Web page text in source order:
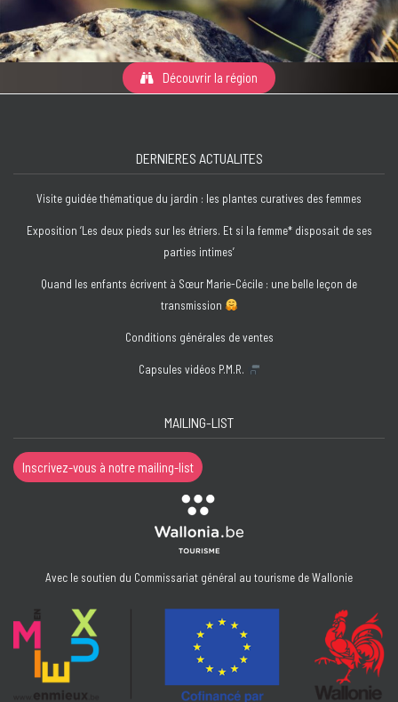
Découvrir la région
DERNIERES ACTUALITES
Visite guidée thématique du jardin : les plantes curatives des femmes
Exposition ‘Les deux pieds sur les étriers. Et si la femme* disposait de ses
parties intimes’
Quand les enfants écrivent à Sœur Marie-Cécile : une belle leçon de
transmission
Conditions générales de ventes
Capsules vidéos P.M.R.
MAILING-LIST
Inscrivez-vous à notre mailing-list
Avec le soutien du Commissariat général au tourisme de Wallonie